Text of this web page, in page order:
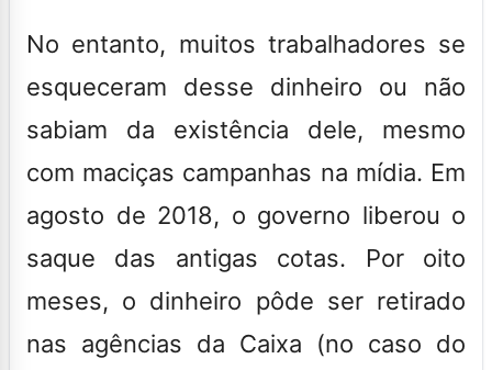
No entanto, muitos trabalhadores se
esqueceram desse dinheiro ou não
sabiam da existência dele, mesmo
com maciças campanhas na mídia. Em
agosto de 2018, o governo liberou o
saque das antigas cotas. Por oito
meses, o dinheiro pôde ser retirado
nas agências da Caixa (no caso do